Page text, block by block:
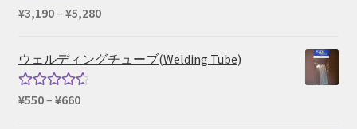
5段階中
¥3,190– ¥5,280価
帯:
ウェルディングチューブ(Welding Tube)
5段階中
¥550– ¥660価